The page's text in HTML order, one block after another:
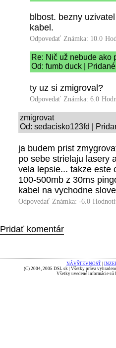
blbost. bezny
kabel.
Odpovedať Známka: 10.0
Re: Nič už nebude ako
Od: fumb duck |
ty uz si zmigroval?
Odpovedať Známka: 6.0
zmigrovat
Od: sedacisko123fd |
ja budem prist
po sebe strielaju lasery
vela lepsie... takze este
100-500mb z 30ms
kabel na vychodne
Odpovedať Známka: -6.0
Pridať komentár
NÁVŠTEVNOSŤ
(C) 2004, 2005 DSL.sk | Všetky práva
Všetky uvedené informácie sú